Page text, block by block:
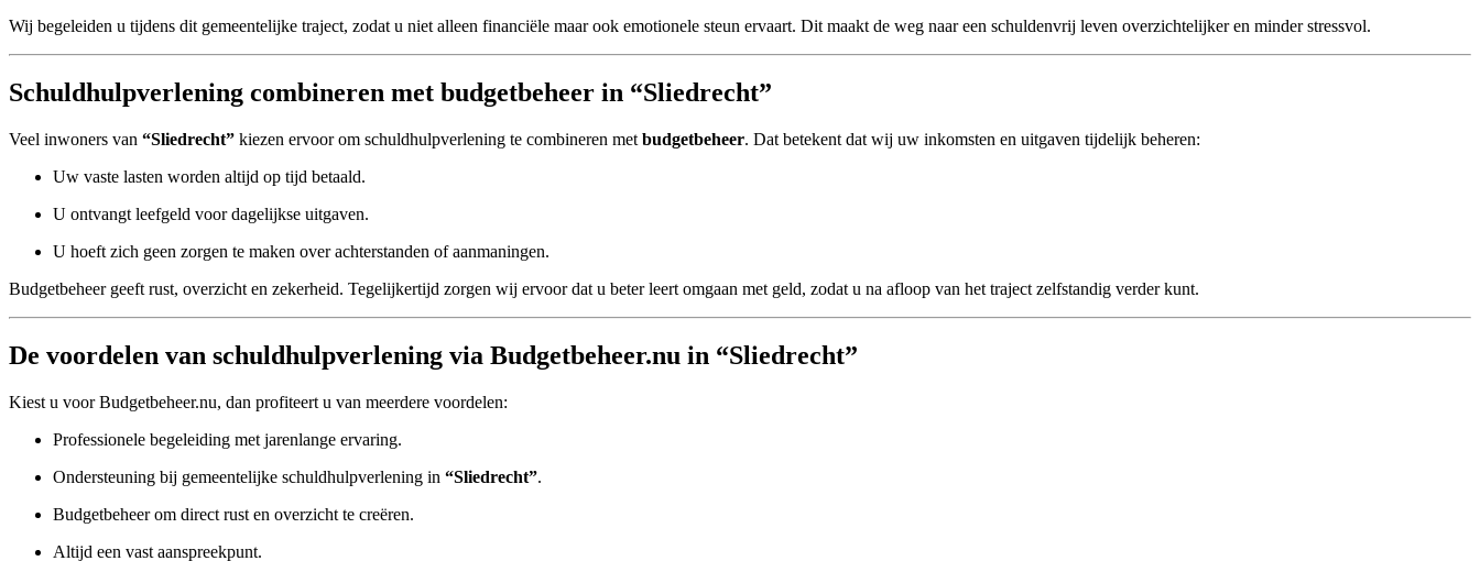
Wij begeleiden u tijdens dit gemeentelijke traject, zodat u niet alleen financiële maar ook emotionele steun ervaart. Dit maakt de weg naar een schuldenvrij leven overzichtelijker en minder stressvol.
Schuldhulpverlening combineren met budgetbeheer in “Sliedrecht”
Veel inwoners van “Sliedrecht” kiezen ervoor om schuldhulpverlening te combineren met budgetbeheer. Dat betekent dat wij uw inkomsten en uitgaven tijdelijk beheren:
Uw vaste lasten worden altijd op tijd betaald.
U ontvangt leefgeld voor dagelijkse uitgaven.
U hoeft zich geen zorgen te maken over achterstanden of aanmaningen.
Budgetbeheer geeft rust, overzicht en zekerheid. Tegelijkertijd zorgen wij ervoor dat u beter leert omgaan met geld, zodat u na afloop van het traject zelfstandig verder kunt.
De voordelen van schuldhulpverlening via Budgetbeheer.nu in “Sliedrecht”
Kiest u voor Budgetbeheer.nu, dan profiteert u van meerdere voordelen:
Professionele begeleiding met jarenlange ervaring.
Ondersteuning bij gemeentelijke schuldhulpverlening in “Sliedrecht”.
Budgetbeheer om direct rust en overzicht te creëren.
Altijd een vast aanspreekpunt.